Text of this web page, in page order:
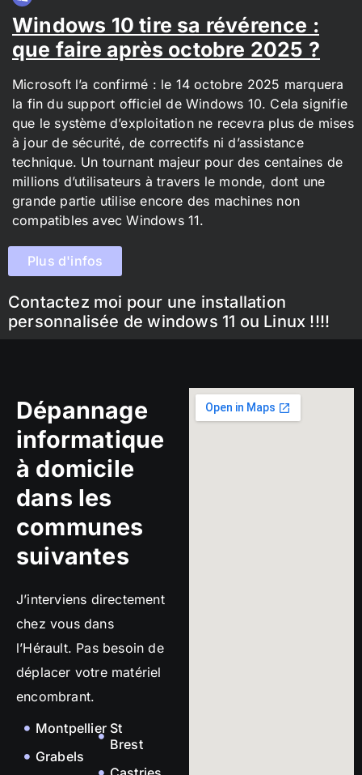
Windows 10 tire sa révérence :
que faire après octobre 2025 ?
Microsoft l’a confirmé : le 14 octobre 2025 marquera
la fin du support officiel de Windows 10. Cela signifie
que le système d’exploitation ne recevra plus de mises
à jour de sécurité, de correctifs ni d’assistance
technique. Un tournant majeur pour des centaines de
millions d’utilisateurs à travers le monde, dont une
grande partie utilise encore des machines non
compatibles avec Windows 11.
Plus d'infos
Contactez moi pour une installation
personnalisée de windows 11 ou Linux !!!!
Dépannage
informatique
à domicile
dans les
communes
suivantes
J’interviens directement
chez vous dans
l’Hérault. Pas besoin de
déplacer votre matériel
encombrant.
Montpellier
Grabels
St
Brest